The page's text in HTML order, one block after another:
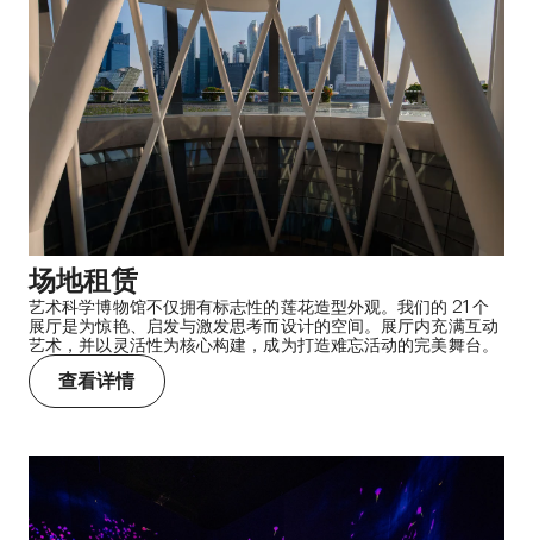
场地租赁
艺术科学博物馆不仅拥有标志性的莲花造型外观。我们的 21 个
展厅是为惊艳、启发与激发思考而设计的空间。展厅内充满互动
艺术，并以灵活性为核心构建，成为打造难忘活动的完美舞台。
查看详情